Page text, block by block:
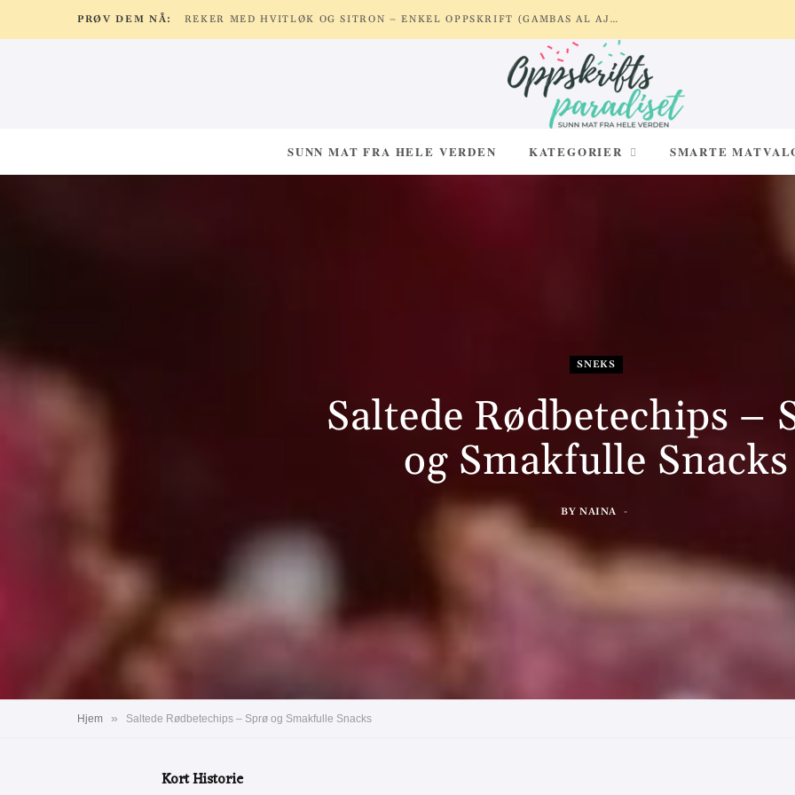
PRØV DEM NÅ: REKER MED HVITLØK OG SITRON – ENKEL OPPSKRIFT (GAMBAS AL AJILLO)
SUNN MAT FRA HELE VERDEN KATEGORIER SMARTE
SNEKS
Saltede Rødbetechips –
og Smakfulle Snacks
BY NAINA
Hjem » Saltede Rødbetechips – Sprø og Smakfulle Snacks
Kort Historie